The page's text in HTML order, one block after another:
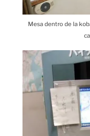
Mesa dentro de la